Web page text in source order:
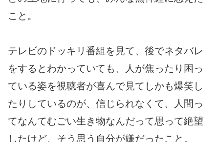
こと。
テレビのドッキリ番組を見て、後でネタバレ
をするとわかっていても、人が焦ったり困っ
ている姿を視聴者が喜んで見てしかも爆笑し
たりしているのが、信じられなくて、人間っ
てなんてむごい生き物なんだって思って絶望
したけど、そう思う自分が嫌だったこと。